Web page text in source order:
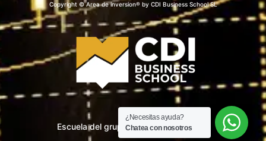
Copyright © Area de inversion® by CDI Business School SL
Escuela del grupo CDI Business School
¿Necesitas ayuda?
Chatea con nosotros